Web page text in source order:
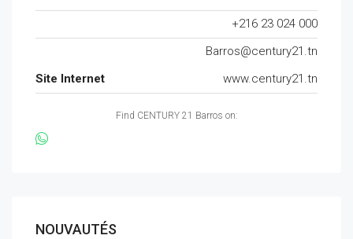
+216 23 024 000
Barros@century21.tn
Site Internet
www.century21.tn
Find CENTURY 21 Barros on:
NOUVAUTÉS